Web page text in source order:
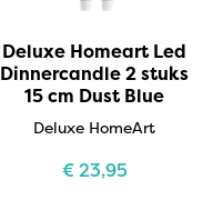
Deluxe Homeart Led
Dinnercandle 2 stuks
15 cm Dust Blue
Deluxe HomeArt
€23,95